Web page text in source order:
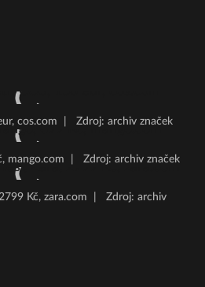
cos.com Zdroj: archiv značek
mango.com Zdroj: archiv značek
Kč, zara.com
Zdroj: archiv